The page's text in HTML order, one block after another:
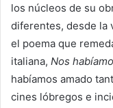
los núcleos de su
diferentes, desde la
el poema que
italiana, Nos
habíamos amado
cines lóbregos e